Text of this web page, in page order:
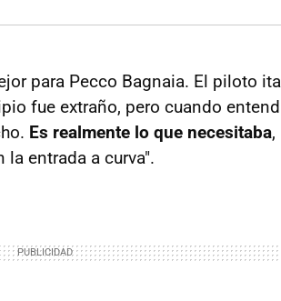
para Pecco Bagnaia. El piloto
fue extraño, pero cuando
Es realmente lo que necesitaba,
entrada a curva".